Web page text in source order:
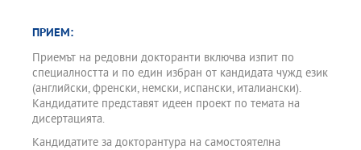
ПРИЕМ:
Приемът на редовни докторанти включва изпит по
специалността и по един избран от кандидата чужд език
(английски, френски, немски, испански, италиански).
Кандидатите представят идеен проект по темата на
дисертацията.
Кандидатите за докторантура на самостоятелна